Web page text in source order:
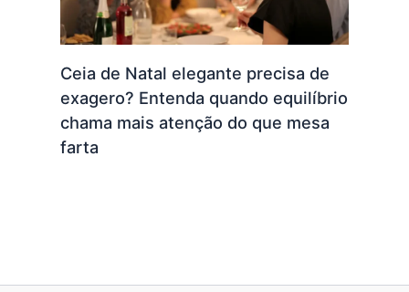
Ceia de Natal elegante precisa de
exagero? Entenda quando equilíbrio
chama mais atenção do que mesa
farta